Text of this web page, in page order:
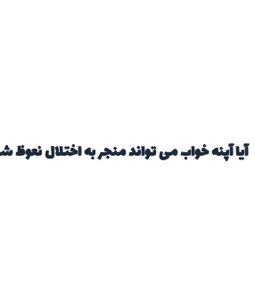
آپنه خواب می تواند منجر به اختلال نعوظ شود؟